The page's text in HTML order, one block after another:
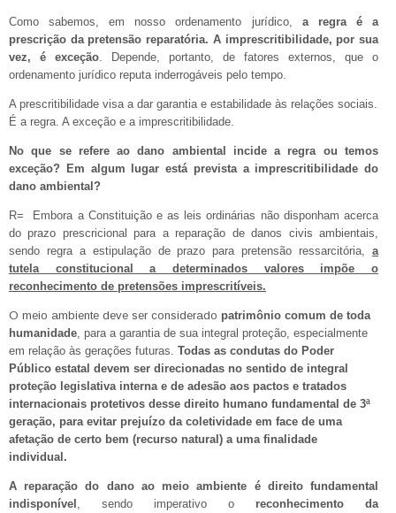
Como sabemos, em nosso ordenamento jurídico, a regra é a
prescrição da pretensão reparatória. A imprescritibilidade, por sua
vez, é exceção . Depende, portanto, de fatores externos, que o
ordenamento jurídico reputa inderrogáveis pelo tempo.
A prescritibilidade visa a dar garantia e estabilidade às relações sociais.
É a regra. A exceção e a imprescritibilidade.
No que se refere ao dano ambiental incide a regra ou temos
exceção? Em algum lugar está prevista a imprescritibilidade do
dano ambiental?
R=
Embora a Constituição e as leis ordinárias não disponham acerca
do prazo prescricional para a reparação de danos civis ambientais,
sendo regra a estipulação de prazo para pretensão ressarcitória, a
tutela constitucional a determinados valores impõe o
reconhecimento de pretensões imprescritíveis.
O meio ambiente deve ser considerado patrimônio comum de toda
humanidade , para a garantia de sua integral proteção, especialmente
em relação às gerações futuras. Todas as condutas do Poder
Público estatal devem ser direcionadas no sentido de integral
proteção legislativa interna e de adesão aos pactos e tratados
internacionais protetivos desse direito humano fundamental de 3ª
geração, para evitar prejuízo da coletividade em face de uma
afetação de certo bem (recurso natural) a uma finalidade
individual.
A reparação do dano ao meio ambiente é direito fundamental
indisponível
, sendo imperativo o reconhecimento da